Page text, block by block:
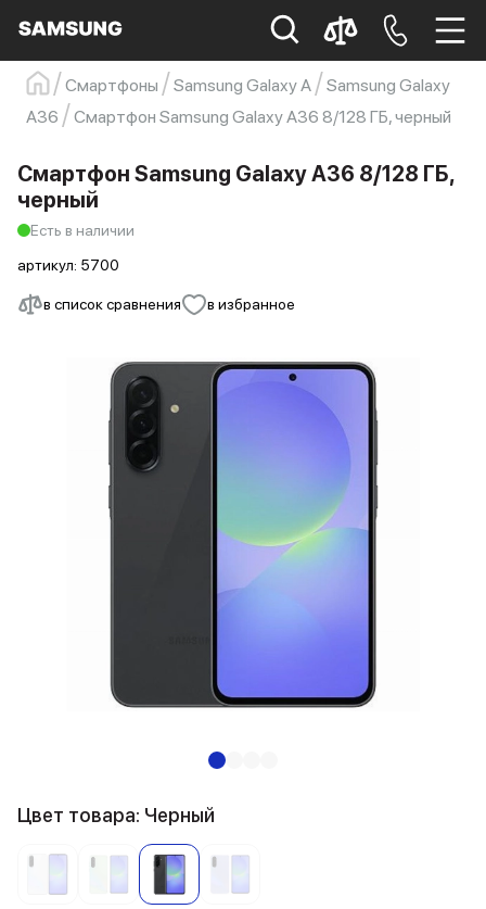
Samsung Смартфон s23
s23 ultra
Смартфоны Samsung Galaxy A
Samsung Galaxy
A36
Смартфон Samsung Galaxy A36 8/128 ГБ, черный
в список сравнения в избранное
Смартфон Samsung Galaxy A36 8/128 ГБ,
черный
Есть в наличии
артикул: 5700
Цвет товара: Черный